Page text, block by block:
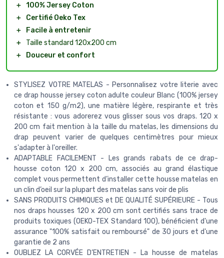
＋ 100% Jersey Coton
＋
Certifié Oeko Tex
＋
Facile à entretenir
＋
Taille standard 120x200 cm
＋
Douceur et confort
STYLISEZ VOTRE MATELAS - Personnalisez votre literie avec
ce drap housse jersey coton adulte couleur Blanc (100% jersey
coton et 150 g/m2), une matière légère, respirante et très
résistante : vous adorerez vous glisser sous vos draps. 120 x
200 cm fait mention à la taille du matelas, les dimensions du
drap peuvent varier de quelques centimètres pour mieux
s'adapter à l'oreiller.
ADAPTABLE FACILEMENT - Les grands rabats de ce drap-
housse coton 120 x 200 cm, associés au grand élastique
complet vous permettent d’installer cette housse matelas en
un clin d’oeil sur la plupart des matelas sans voir de plis
SANS PRODUITS CHIMIQUES et DE QUALITÉ SUPÉRIEURE - Tous
nos draps housses 120 x 200 cm sont certifiés sans trace de
produits toxiques (OEKO-TEX Standard 100), bénéficient d'une
assurance "100% satisfait ou remboursé" de 30 jours et d'une
garantie de 2 ans
OUBLIEZ LA CORVÉE D’ENTRETIEN - La housse de matelas